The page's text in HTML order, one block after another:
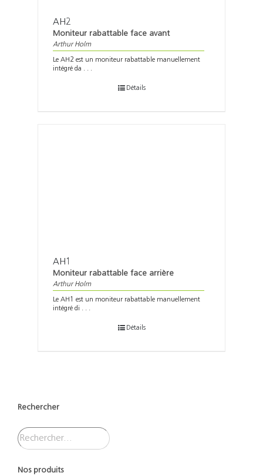
AH2
Moniteur rabattable face avant
Arthur Holm
Le AH2 est un moniteur rabattable manuellement
intégré da . . .
Détails
AH1
Moniteur rabattable face arrière
Arthur Holm
Le AH1 est un moniteur rabattable manuellement
intégré di . . .
Détails
Rechercher
Nos produits